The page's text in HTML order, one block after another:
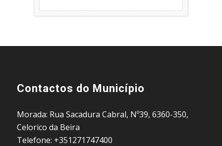
Contactos do Município
Morada: Rua Sacadura Cabral, Nº39, 6360-350,
Celorico da Beira
Telefone: +351271747400